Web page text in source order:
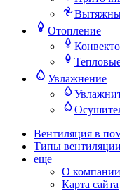
Отопление
Увлажнение
Вентиляция в
Типы вентиляции
еще
О компании
Карта сайта